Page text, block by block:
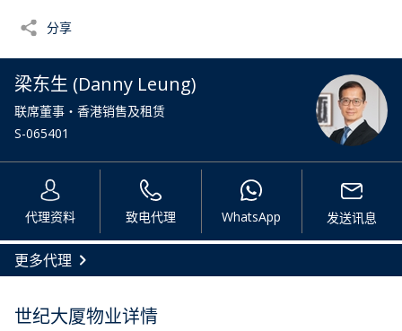
分享
梁东生 (Danny Leung)
联席董事・香港销售及租赁
S-065401
代理资料 致电代理 WhatsApp 发送讯息
更多代理
世纪大厦物业详情